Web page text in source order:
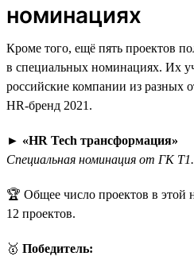
номинациях
Кроме того, ещё пять проектов
в специальных номинациях. Их
российские компании из разных
HR-бренд 2021.
► «HR Tech трансформация»
Специальная номинация от ГК Т1.
🏆 Общее число проектов в этой
12 проектов.
🥇 Победитель: